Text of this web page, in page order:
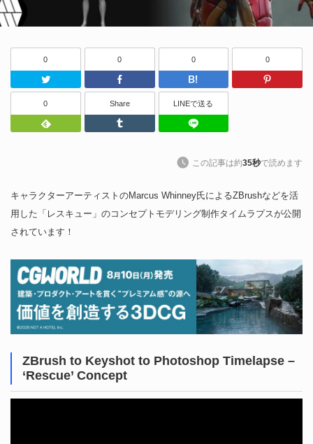
0
Twitter
0
Facebook
0
はてなブッ
0
0
Feedly
Share
Tumblr
LINEで送る
この記事は約35秒で読めます
キャラクターアーティストのMarcus Whinney氏によるZBrushなどを活
用した「レスキュー」のコンセプトモデリング制作タイムラプスが公開
されています！
ZBrush to Keyshot to Photoshop Timelapse –
‘Rescue’ Concept